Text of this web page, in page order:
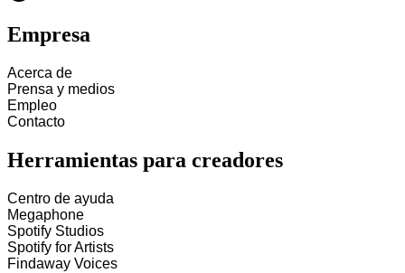
Empresa
Acerca de
Prensa y medios
Empleo
Contacto
Herramientas para creadores
Centro de ayuda
Megaphone
Spotify Studios
Spotify for Artists
Findaway Voices